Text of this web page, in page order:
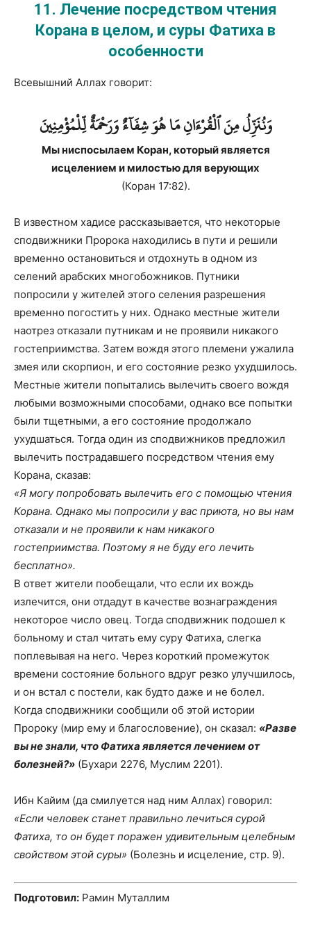
11. Лечение посредством чтения
Корана в целом, и суры Фатиха в
особенности
Всевышний Аллах говорит:
وَنُنَزِّلُ مِنَ ٱلْقُرْءَانِ مَا هُوَ شِفَآءٌ وَرَحْمَةٌ لِّلْمُؤْمِنِينَ
Мы ниспосылаем Коран, который является
исцелением и милостью для верующих
(Коран 17:82).
В известном хадисе рассказывается, что некоторые
сподвижники Пророка находились в пути и решили
временно остановиться и отдохнуть в одном из
селений арабских многобожников. Путники
попросили у жителей этого селения разрешения
временно погостить у них. Однако местные жители
наотрез отказали путникам и не проявили никакого
гостеприимства. Затем вождя этого племени ужалила
змея или скорпион, и его состояние резко ухудшилось.
Местные жители попытались вылечить своего вождя
любыми возможными способами, однако все попытки
были тщетными, а его состояние продолжало
ухудшаться. Тогда один из сподвижников предложил
вылечить пострадавшего посредством чтения ему
Корана, сказав:
«Я могу попробовать вылечить его с помощью чтения
Корана. Однако мы попросили у вас приюта, но вы нам
отказали и не проявили к нам никакого
гостеприимства. Поэтому я не буду его лечить
бесплатно».
В ответ жители пообещали, что если их вождь
излечится, они отдадут в качестве вознаграждения
некоторое число овец. Тогда сподвижник подошел к
больному и стал читать ему суру Фатиха, слегка
поплевывая на него. Через короткий промежуток
времени состояние больного вдруг резко улучшилось,
и он встал с постели, как будто даже и не болел.
Когда сподвижники сообщили об этой истории
Пророку (мир ему и благословение), он сказал: «Разве
вы не знали, что Фатиха является лечением от
болезней?» (Бухари 2276, Муслим 2201).
Ибн Кайим (да смилуется над ним Аллах) говорил:
«Если человек станет правильно лечиться сурой
Фатиха, то он будет поражен удивительным целебным
свойством этой суры» (Болезнь и исцеление, стр. 9).
Подготовил: Рамин Муталлим